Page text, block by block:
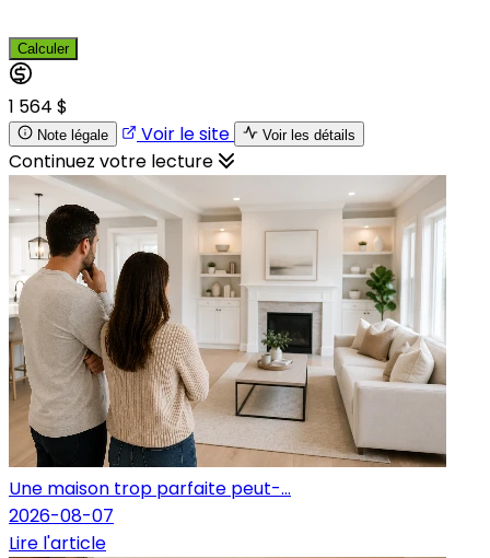
Calculer
1 564 $
Note légale Voir le site Voir les détails
Continuez votre lecture
Une maison trop parfaite peut-...
2026-08-07
Lire l'article